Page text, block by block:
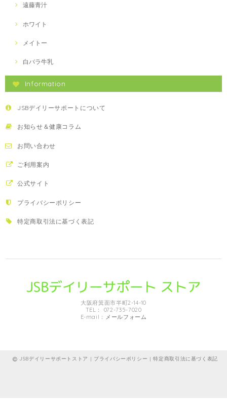
遠藤青汁
ホワイト
メイトー
白バラ牛乳
Information
JSBデイリーサポートについて
お知らせ＆健康コラム
お問い合わせ
ご利用案内
公式サイト
プライバシーポリシー
特定商取引法に基づく表記
大阪府箕面市半町2-14-10
TEL： 072-735-7020
E-mail： メールフォーム
JSBデイリーサポートストア | プライバシーポリシー |特定商取引法に基づく表記